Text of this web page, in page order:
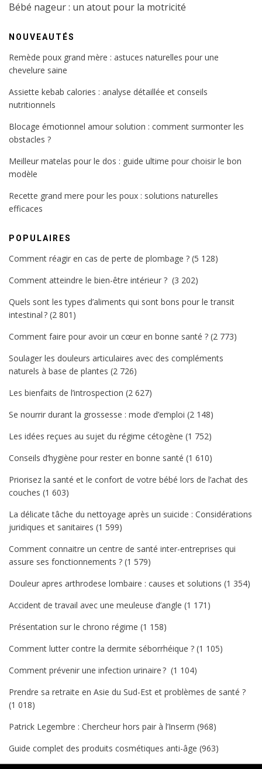
Bébé nageur : un atout pour la motricité
NOUVEAUTÉS
Remède poux grand mère : astuces naturelles pour une
chevelure saine
Assiette kebab calories : analyse détaillée et conseils
nutritionnels
Blocage émotionnel amour solution : comment surmonter les
obstacles ?
Meilleur matelas pour le dos : guide ultime pour choisir le bon
modèle
Recette grand mere pour les poux : solutions naturelles
efficaces
POPULAIRES
Comment réagir en cas de perte de plombage ? (5 128)
Comment atteindre le bien-être intérieur ? (3 202)
Quels sont les types d’aliments qui sont bons pour le transit
intestinal ? (2 801)
Comment faire pour avoir un cœur en bonne santé ? (2 773)
Soulager les douleurs articulaires avec des compléments
naturels à base de plantes (2 726)
Les bienfaits de l’introspection (2 627)
Se nourrir durant la grossesse : mode d’emploi (2 148)
Les idées reçues au sujet du régime cétogène (1 752)
Conseils d’hygiène pour rester en bonne santé (1 610)
Priorisez la santé et le confort de votre bébé lors de l’achat des
couches (1 603)
La délicate tâche du nettoyage après un suicide : Considérations
juridiques et sanitaires (1 599)
Comment connaitre un centre de santé inter-entreprises qui
assure ses fonctionnements ? (1 579)
Douleur apres arthrodese lombaire : causes et solutions (1 354)
Accident de travail avec une meuleuse d’angle (1 171)
Présentation sur le chrono régime (1 158)
Comment lutter contre la dermite séborrhéique ? (1 105)
Comment prévenir une infection urinaire ? (1 104)
Prendre sa retraite en Asie du Sud-Est et problèmes de santé ?
(1 018)
Patrick Legembre : Chercheur hors pair à l’Inserm (968)
Guide complet des produits cosmétiques anti-âge (963)